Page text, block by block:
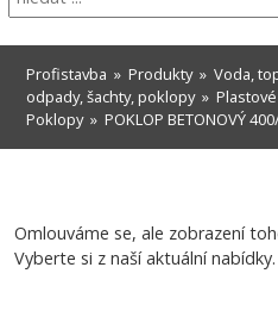
Profistavba » Produkty» Voda,
odpady, šachty, poklopy»
Poklopy» POKLOP BETONOVÝ
Omlouváme se, ale zobrazení
Vyberte si z naší aktuální nabídky.